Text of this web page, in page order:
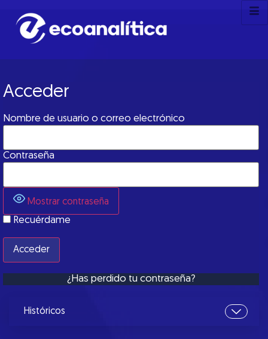
Acceder
Nombre de usuario o correo electrónico
Contraseña
Mostrar contraseña
Recuérdame
¿Has perdido tu contraseña?
Históricos